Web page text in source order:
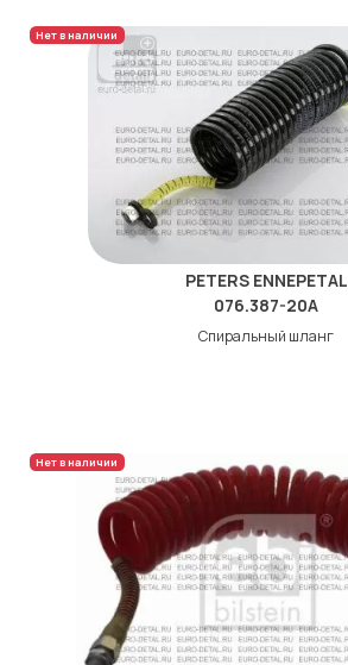
Нет в наличии
PETERS ENNEPETAL
076.387-20A
Спиральный шланг
Нет в наличии